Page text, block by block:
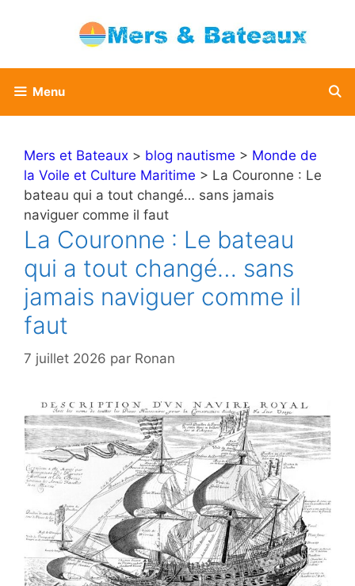
Menu
Mers et Bateaux > blog nautisme > Monde de
la Voile et Culture Maritime > La Couronne : Le
bateau qui a tout changé… sans jamais
naviguer comme il faut
La Couronne : Le bateau
qui a tout changé… sans
jamais naviguer comme il
faut
7 juillet 2026 par Ronan